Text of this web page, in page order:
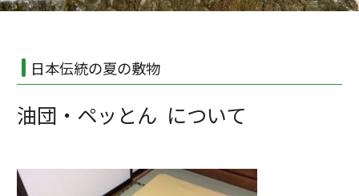
日本伝統の夏の敷物
油団・ペッとん について